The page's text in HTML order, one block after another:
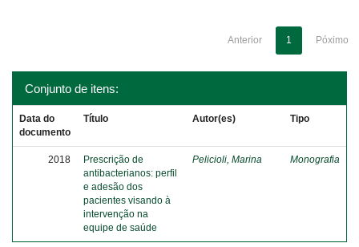
Anterior 1 Póximo
Conjunto de itens:
Data do
documento
Título Autor(es) Tipo
2018
Prescrição de
antibacterianos: perfil
e adesão dos
pacientes visando à
intervenção na
equipe de saúde
Pelicioli, Marina Monografia